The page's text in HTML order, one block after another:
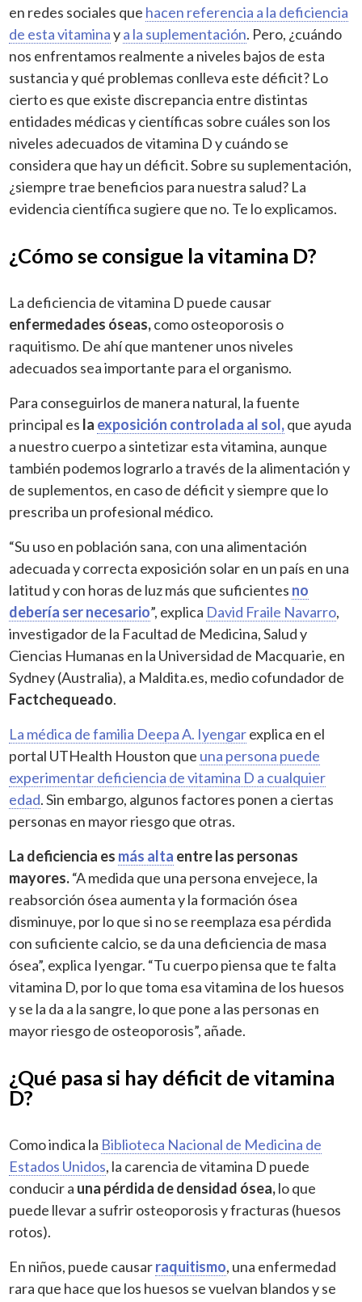
en redes sociales que hacen referencia a la deficiencia
de esta vitaminaya la suplementación. Pero, ¿cuándo
nos enfrentamos realmente a niveles bajos de esta
sustancia y qué problemas conlleva este déficit? Lo
cierto es que existe discrepancia entre distintas
entidades médicas y científicas sobre cuáles son los
niveles adecuados de vitamina D y cuándo se
considera que hay un déficit. Sobre su suplementación,
¿siempre trae beneficios para nuestra salud? La
evidencia científica sugiere que no. Te lo explicamos.
¿Cómo se consigue la vitamina D?
La deficiencia de vitamina D puede causar
enfermedades óseas,como osteoporosis o
raquitismo. De ahí que mantener unos niveles
adecuados sea importante para el organismo.
Para conseguirlos de manera natural, la fuente
principal es la exposición controlada al sol,que ayuda
a nuestro cuerpo a sintetizar esta vitamina, aunque
también podemos lograrlo a través de la alimentación y
de suplementos, en caso de déficit y siempre que lo
prescriba un profesional médico.
“Su uso en población sana, con una alimentación
adecuada y correcta exposición solar en un país en una
latitud y con horas de luz más que suficientes no
debería ser necesario”, explica David Fraile Navarro,
investigador de la Facultad de Medicina, Salud y
Ciencias Humanas en la Universidad de Macquarie, en
Sydney (Australia), a Maldita.es, medio cofundador de
Factchequeado.
La médica de familia Deepa A. Iyengarexplica en el
portal UTHealth Houston que una persona puede
experimentar deficiencia de vitamina D a cualquier
edad. Sin embargo, algunos factores ponen a ciertas
personas en mayor riesgo que otras.
La deficiencia es más alta entre las personas
mayores.“A medida que una persona envejece, la
reabsorción ósea aumenta y la formación ósea
disminuye, por lo que si no se reemplaza esa pérdida
con suficiente calcio, se da una deficiencia de masa
ósea”, explica Iyengar. “Tu cuerpo piensa que te falta
vitamina D, por lo que toma esa vitamina de los huesos
y se la da a la sangre, lo que pone a las personas en
mayor riesgo de osteoporosis”, añade.
¿Qué pasa si hay déficit de vitamina
D?
Como indica la Biblioteca Nacional de Medicina de
Estados Unidos, la carencia de vitamina D puede
conducir a una pérdida de densidad ósea,lo que
puede llevar a sufrir osteoporosis y fracturas (huesos
rotos).
En niños, puede causarraquitismo, una enfermedad
rara que hace que los huesos se vuelvan blandos y se